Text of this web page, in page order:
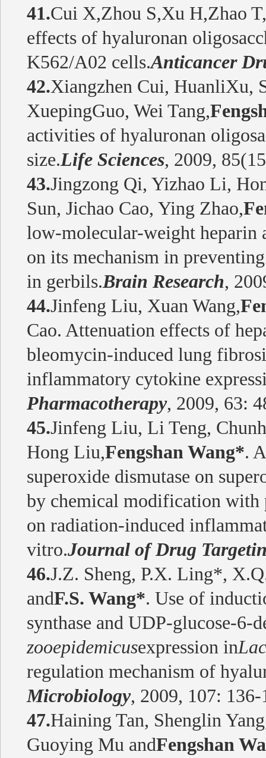
41.Cui X,Zhou S,Xu H,Zhao T,
effects of hyaluronan
K562/A02 cells.Anticancer
42.Xiangzhen Cui, HuanliXu,
XuepingGuo, Wei Tang,
activities of hyaluronan
size.Life Sciences, 2009,
43.Jingzong Qi, Yizhao Li,
Sun, Jichao Cao, Ying Zhao,
low-molecular-weight heparin
on its mechanism in
in gerbils.Brain Research,
44.Jinfeng Liu, Xuan Wang,
Cao. Attenuation effects of
bleomycin-induced lung
inflammatory cytokine
Pharmacotherapy, 2009, 63:
45.Jinfeng Liu, Li Teng,
Hong Liu,Fengshan Wang*.
superoxide dismutase on
by chemical modification with
on radiation-induced
vitro.Journal of Drug
46.J.Z. Sheng, P.X. Ling*,
andF.S. Wang*. Use of
synthase and UDP-glucose-6-
zooepidemicusexpression in
regulation mechanism of
Microbiology, 2009, 107: 136-
47.Haining Tan, Shenglin
Guoying Mu andFengshan